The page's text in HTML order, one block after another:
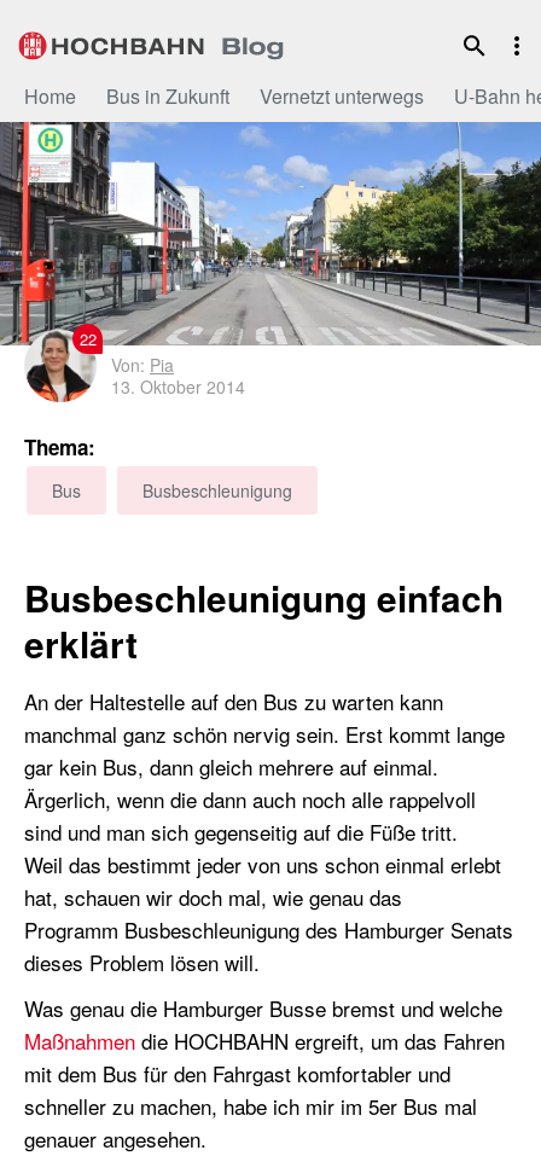
Inhalt
Home Bus in Zukunft Vernetzt unterwegs U-Bahn
22
Von: Pia
13. Oktober 2014
Thema:
Bus Busbeschleunigung
Busbeschleunigung einfach
erklärt
An der Haltestelle auf den Bus zu warten kann
manchmal ganz schön nervig sein. Erst kommt lange
gar kein Bus, dann gleich mehrere auf einmal.
Ärgerlich, wenn die dann auch noch alle rappelvoll
sind und man sich gegenseitig auf die Füße tritt.
Weil das bestimmt jeder von uns schon einmal erlebt
hat, schauen wir doch mal, wie genau das
Programm Busbeschleunigung des Hamburger Senats
dieses Problem lösen will.
Was genau die Hamburger Busse bremst und welche
Maßnahmen die HOCHBAHN ergreift, um das Fahren
mit dem Bus für den Fahrgast komfortabler und
schneller zu machen, habe ich mir im 5er Bus mal
genauer angesehen.